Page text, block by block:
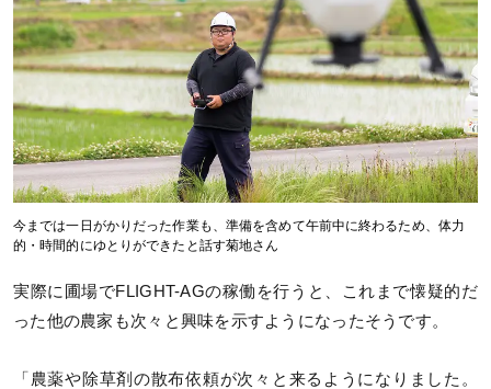
今までは一日がかりだった作業も、準備を含めて午前中に終わるため、体力
的・時間的にゆとりができたと話す菊地さん
実際に圃場でFLIGHT-AGの稼働を行うと、これまで懐疑的だ
った他の農家も次々と興味を示すようになったそうです。
「農薬や除草剤の散布依頼が次々と来るようになりました。